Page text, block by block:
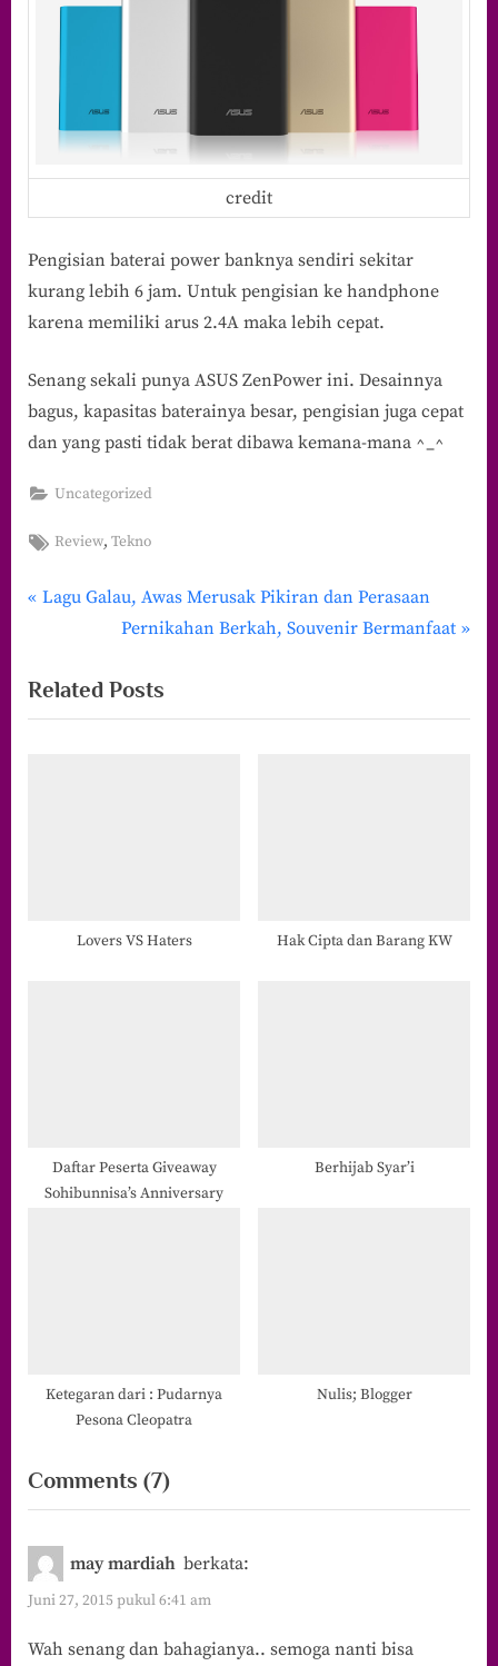
credit
Pengisian baterai power banknya sendiri sekitar
kurang lebih 6 jam. Untuk pengisian ke handphone
karena memiliki arus 2.4A maka lebih cepat.
Senang sekali punya ASUS ZenPower ini. Desainnya
bagus, kapasitas baterainya besar, pengisian juga cepat
dan yang pasti tidak berat dibawa kemana-mana ^_^
Uncategorized
Tags:
Review,Tekno
Navigasi
P
v
i
Lagu Galau, Awas Merusak Pikiran dan Perasaan
N
x
t
Pernikahan Berkah, Souvenir Bermanfaat
Related Posts
Lovers VS Haters Hak Cipta dan Barang KW
Daftar Peserta Giveaway
Sohibunnisa’s Anniversary
Berhijab Syar’i
Ketegaran dari : Pudarnya
Pesona Cleopatra
Nulis; Blogger
Comments (7)on
“ASUS
Besar
may mardiah berkata:
Juni 27, 2015 pukul 6:41 am
Wah senang dan bahagianya.. semoga nanti bisa